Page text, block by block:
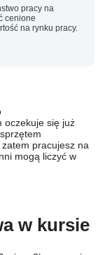
pracy na
cenione
na rynku pracy.
oczekuje się już
pracujesz na
mogą liczyć w
w kursie